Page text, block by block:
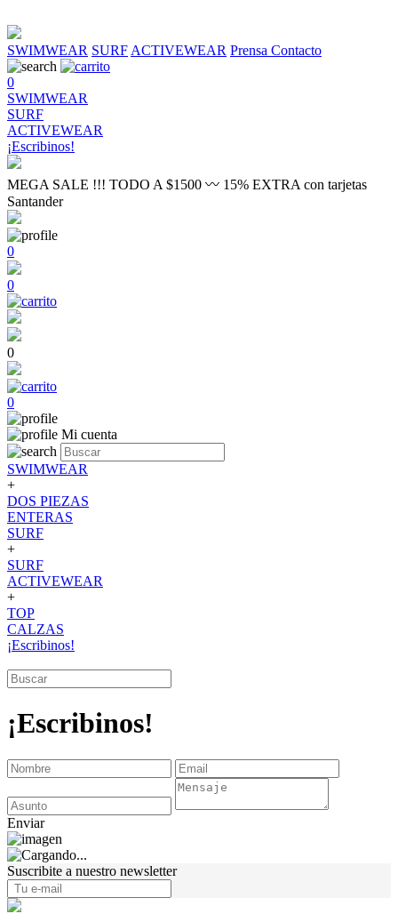
SWIMWEAR SURF ACTIVEWEAR Prensa Contacto
0
SWIMWEAR
SURF
ACTIVEWEAR
¡Escribinos!
MEGA SALE !!! TODO A $1500 〰 15% EXTRA con tarjetas
Santander
0
0
0
0
Mi cuenta
SWIMWEAR
+
DOS PIEZAS
ENTERAS
SURF
+
SURF
ACTIVEWEAR
+
TOP
CALZAS
¡Escribinos!
¡Escribinos!
Enviar
Suscribite a nuestro newsletter